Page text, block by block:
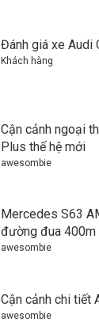
Đánh giá xe Audi
Khách hàng
Cận cảnh ngoại
Plus thế hệ mới
awesombie
Mercedes S63
đường đua 400m
awesombie
Cận cảnh chi tiết
awesombie